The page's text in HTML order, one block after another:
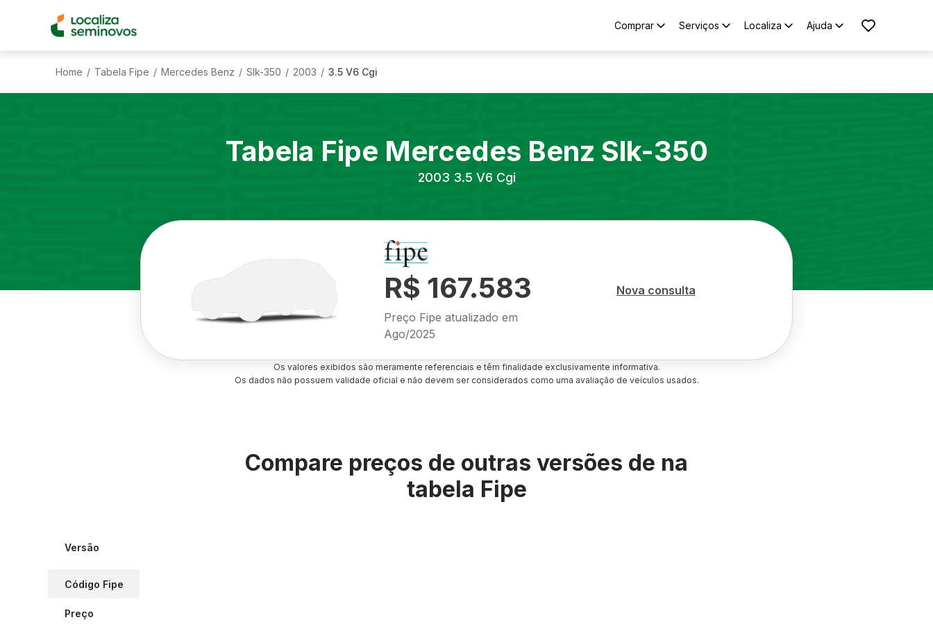
Comprar Serviços Localiza Ajuda
Home / Tabela Fipe / Mercedes Benz / Slk-350 / 2003 / 3.5 V6 Cgi
Tabela Fipe Mercedes Benz Slk-350
2003 3.5 V6 Cgi
R$ 167.583
Preço Fipe atualizado em
Ago/2025
Nova consulta
Os valores exibidos são meramente referenciais e têm finalidade exclusivamente informativa.
Os dados não possuem validade oficial e não devem ser considerados como uma avaliação de veículos usados.
Compare preços de outras versões de na
tabela Fipe
Versão
Código Fipe
Preço